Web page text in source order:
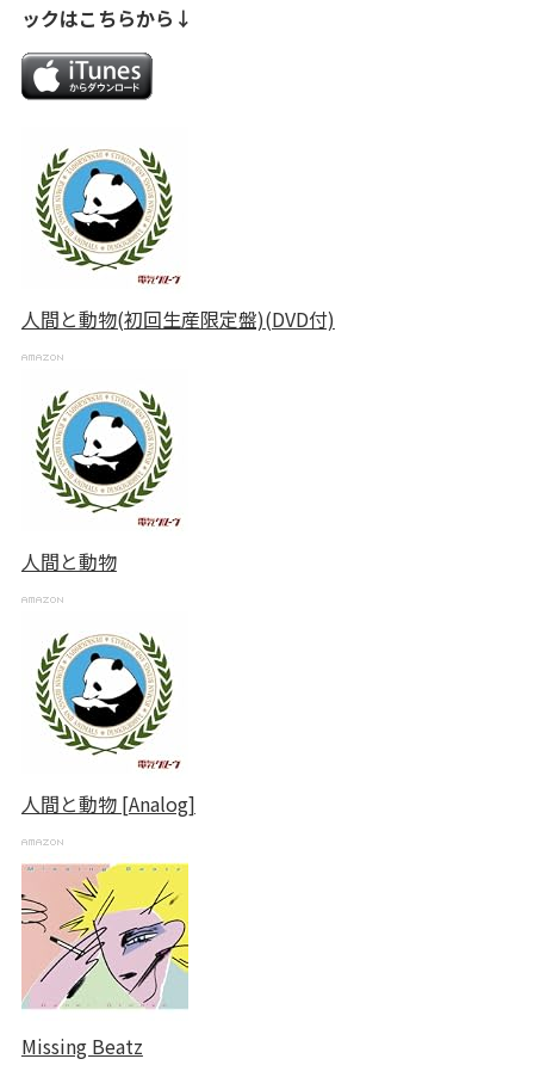
ックはこちらから↓
人間と動物(初回生産限定盤)(DVD付)
人間と動物
人間と動物 [Analog]
Missing Beatz